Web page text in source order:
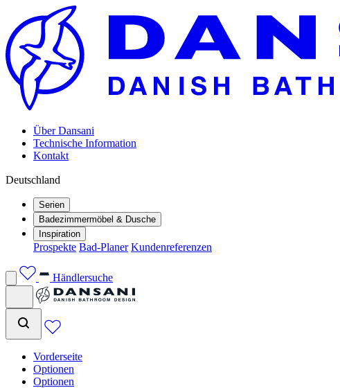
Über Dansani
Technische Information
Kontakt
Deutschland
Serien
Badezimmermöbel & Dusche
Inspiration
Prospekte Bad-Planer Kundenreferenzen
Händlersuche
Vorderseite
Optionen
Optionen